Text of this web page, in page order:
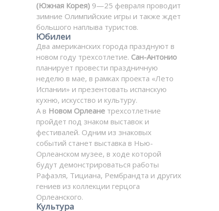
(Южная Корея) 9—25 февраля проводит
зимние Олимпийские игры и также ждет
большого наплыва туристов.
Юбилеи
Два американских города празднуют в
новом году трехсотлетие. Сан-Антонио
планирует провести праздничную
неделю в мае, в рамках проекта «Лето
Испании» и презентовать испанскую
кухню, искусство и культуру.
А в Новом Орлеане трехсотлетние
пройдет под знаком выставок и
фестивалей. Одним из знаковых
событий станет выставка в Нью-
Орлеанском музее, в ходе которой
будут демонстрироваться работы
Рафаэля, Тициана, Рембрандта и других
гениев из коллекции герцога
Орлеанского.
Культура